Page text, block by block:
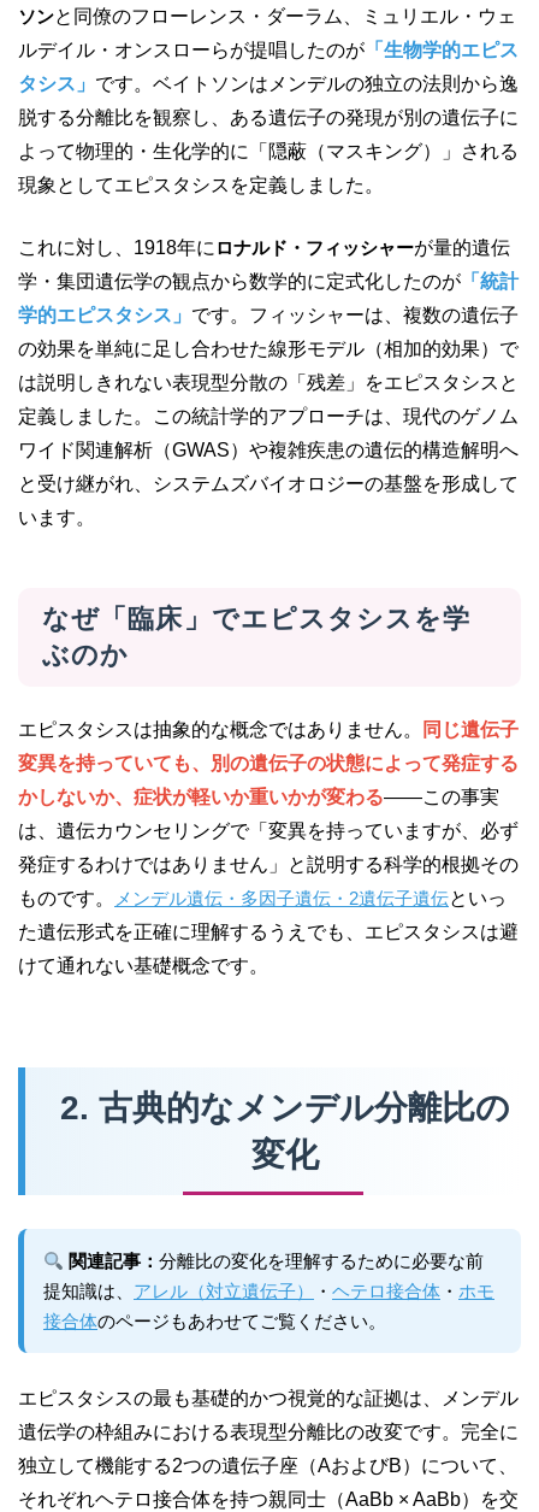
ソンと同僚のフローレンス・ダーラム、ミュリエル・ウェ
ルデイル・オンスローらが提唱したのが 「生物学的エピス
タシス」 です。ベイトソンはメンデルの独立の法則から逸
脱する分離比を観察し、ある遺伝子の発現が別の遺伝子に
よって物理的・生化学的に「隠蔽（マスキング）」される
現象としてエピスタシスを定義しました。
これに対し、1918年に ロナルド・フィッシャーが量的遺伝
学・集団遺伝学の観点から数学的に定式化したのが 「統計
学的エピスタシス」 です。フィッシャーは、複数の遺伝子
の効果を単純に足し合わせた線形モデル（相加的効果）で
は説明しきれない表現型分散の「残差」をエピスタシスと
定義しました。この統計学的アプローチは、現代のゲノム
ワイド関連解析（GWAS）や複雑疾患の遺伝的構造解明へ
と受け継がれ、システムズバイオロジーの基盤を形成して
います。
なぜ「臨床」でエピスタシスを学
ぶのか
エピスタシスは抽象的な概念ではありません。
同じ遺伝子
変異を持っていても、別の遺伝子の状態によって発症する
かしないか、症状が軽いか重いかが変わる——この事実
は、遺伝カウンセリングで「変異を持っていますが、必ず
発症するわけではありません」と説明する科学的根拠その
ものです。
メンデル遺伝・多因子遺伝・2遺伝子遺伝といっ
た遺伝形式を正確に理解するうえでも、エピスタシスは避
けて通れない基礎概念です。
2. 古典的なメンデル分離比の
変化
関連記事：分離比の変化を理解するために必要な前
提知識は、 アレル（対立遺伝子） ・ ヘテロ接合体 ・ ホモ
接合体のページもあわせてご覧ください。
エピスタシスの最も基礎的かつ視覚的な証拠は、メンデル
遺伝学の枠組みにおける表現型分離比の改変です。完全に
独立して機能する2つの遺伝子座（AおよびB）について、
それぞれヘテロ接合体を持つ親同士（AaBb × AaBb）を交